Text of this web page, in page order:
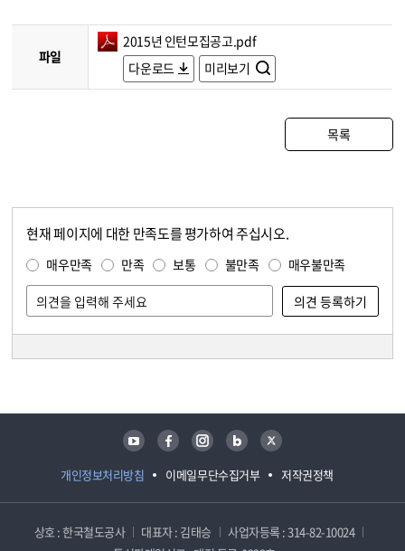
파일
2015년 인턴모집공고.pdf
다운로드
미리보기
목록
현재 페이지에 대한 만족도를 평가하여 주십시오.
매우만족 만족 보통 불만족 매우불만족
개인정보처리방침 이메일무단수집거부 저작권정책
유튜브 페이스북 인스타그램 블로그 트위터
상호 : 한국철도공사 대표자 : 김태승
사업자등록 : 314-82-10024